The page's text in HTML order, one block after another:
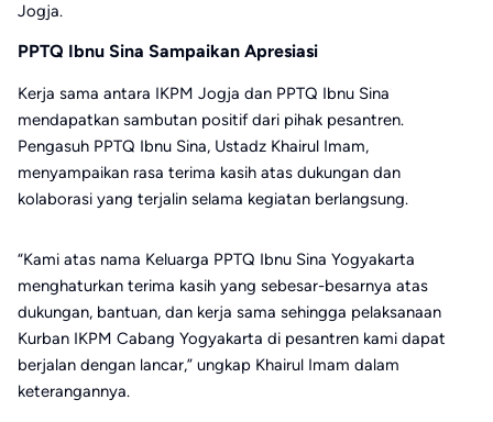
Jogja.
PPTQ Ibnu Sina Sampaikan Apresiasi
Kerja sama antara IKPM Jogja dan PPTQ Ibnu Sina
mendapatkan sambutan positif dari pihak pesantren.
Pengasuh PPTQ Ibnu Sina, Ustadz Khairul Imam,
menyampaikan rasa terima kasih atas dukungan dan
kolaborasi yang terjalin selama kegiatan berlangsung.
“Kami atas nama Keluarga PPTQ Ibnu Sina Yogyakarta
menghaturkan terima kasih yang sebesar-besarnya atas
dukungan, bantuan, dan kerja sama sehingga pelaksanaan
Kurban IKPM Cabang Yogyakarta di pesantren kami dapat
berjalan dengan lancar,” ungkap Khairul Imam dalam
keterangannya.